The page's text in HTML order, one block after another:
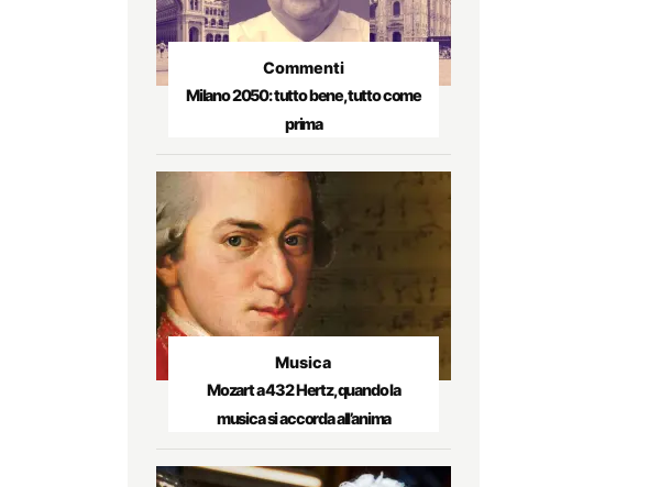
Commenti
Milano 2050: tutto bene, tutto come
prima
Musica
Mozart a 432 Hertz, quando la
musica si accorda all’anima